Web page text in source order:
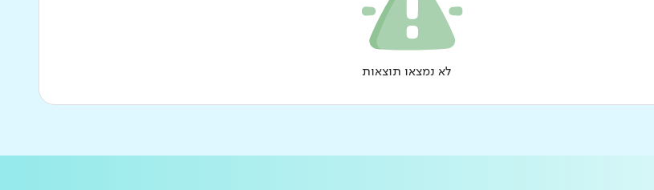
לא נמצאו תוצאות